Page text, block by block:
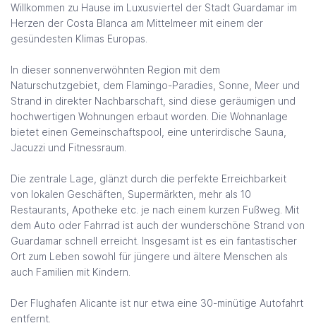
Willkommen zu Hause im Luxusviertel der Stadt Guardamar im
Herzen der Costa Blanca am Mittelmeer mit einem der
gesündesten Klimas Europas.
In dieser sonnenverwöhnten Region mit dem
Naturschutzgebiet, dem Flamingo-Paradies, Sonne, Meer und
Strand in direkter Nachbarschaft, sind diese geräumigen und
hochwertigen Wohnungen erbaut worden. Die Wohnanlage
bietet einen Gemeinschaftspool, eine unterirdische Sauna,
Jacuzzi und Fitnessraum.
Die zentrale Lage, glänzt durch die perfekte Erreichbarkeit
von lokalen Geschäften, Supermärkten, mehr als 10
Restaurants, Apotheke etc. je nach einem kurzen Fußweg. Mit
dem Auto oder Fahrrad ist auch der wunderschöne Strand von
Guardamar schnell erreicht. Insgesamt ist es ein fantastischer
Ort zum Leben sowohl für jüngere und ältere Menschen als
auch Familien mit Kindern.
Der Flughafen Alicante ist nur etwa eine 30-minütige Autofahrt
entfernt.